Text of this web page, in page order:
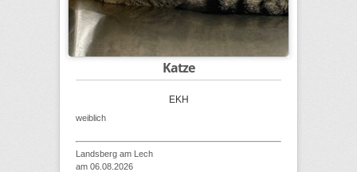
Katze
EKH
weiblich
Landsberg am Lech
am 06.08.2026